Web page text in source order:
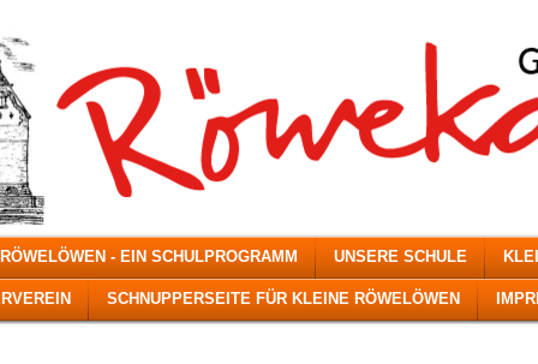
- EIN SCHULPROGRAMM UNSERE SCHULE
SCHNUPPERSEITE FÜR KLEINE RÖWELÖWEN